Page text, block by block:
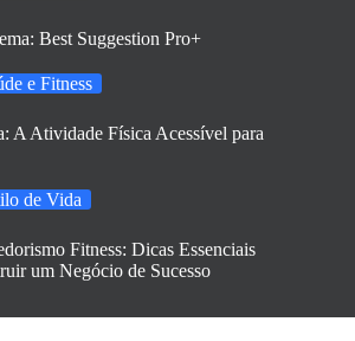
Best Suggestion Pro+
e Fitness
A Atividade Física Acessível para
de Vida
Fitness: Dicas Essenciais
um Negócio de Sucesso